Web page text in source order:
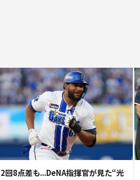
2回8点差も...DeNA指揮官が見た“光